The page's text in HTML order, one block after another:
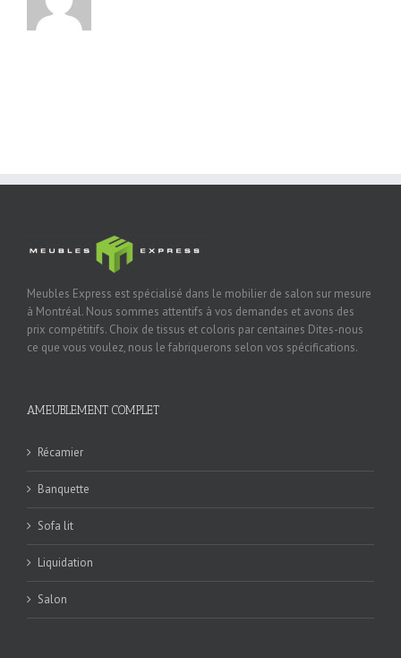
Meubles Express est spécialisé dans le mobilier de salon sur mesure
à Montréal. Nous sommes attentifs à vos demandes et avons des
prix compétitifs. Choix de tissus et coloris par centaines Dites-nous
ce que vous voulez, nous le fabriquerons selon vos spécifications.
AMEUBLEMENT COMPLET
Récamier
Banquette
Sofa lit
Liquidation
Salon